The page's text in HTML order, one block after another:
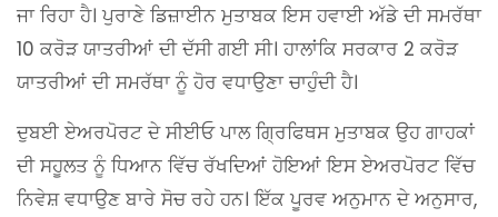
ਜਾ ਰਿਹਾ ਹੈ। ਪੁਰਾਣੇ ਡਿਜ਼ਾਈਨ ਮੁਤਾਬਕ ਇਸ ਹਵਾਈ ਅੱਡੇ ਦੀ ਸਮਰੱਥਾ
10 ਕਰੋੜ ਯਾਤਰੀਆਂ ਦੀ ਦੱਸੀ ਗਈ ਸੀ। ਹਾਲਾਂਕਿ ਸਰਕਾਰ 2 ਕਰੋੜ
ਯਾਤਰੀਆਂ ਦੀ ਸਮਰੱਥਾ ਨੂੰ ਹੋਰ ਵਧਾਉਣਾ ਚਾਹੁੰਦੀ ਹੈ।
ਦੁਬਈ ਏਅਰਪੋਰਟ ਦੇ ਸੀਈਓ ਪਾਲ ਗ੍ਰਿਫਿਥਸ ਮੁਤਾਬਕ ਉਹ ਗਾਹਕਾਂ
ਦੀ ਸਹੂਲਤ ਨੂੰ ਧਿਆਨ ਵਿੱਚ ਰੱਖਦਿਆਂ ਹੋਇਆਂ ਇਸ ਏਅਰਪੋਰਟ ਵਿੱਚ
ਨਿਵੇਸ਼ ਵਧਾਉਣ ਬਾਰੇ ਸੋਚ ਰਹੇ ਹਨ। ਇੱਕ ਪੂਰਵ ਅਨੁਮਾਨ ਦੇ ਅਨੁਸਾਰ,